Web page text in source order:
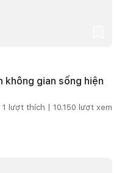
không gian sống hiện
1 lượt thích | 10.150 lượt xem